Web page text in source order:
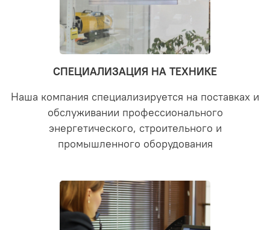
СПЕЦИАЛИЗАЦИЯ НА ТЕХНИКЕ
Наша компания специализируется на поставках и
обслуживании профессионального
энергетического, строительного и
промышленного оборудования